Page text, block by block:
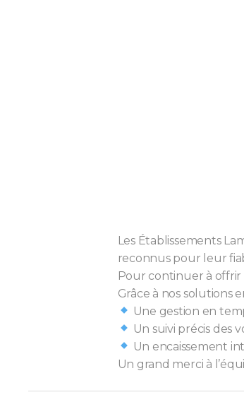
Les Établissements
reconnus pour leur
Pour continuer à offrir
Grâce à nos solutions
Une gestion en
Un suivi précis des
Un encaissement
Un grand merci à